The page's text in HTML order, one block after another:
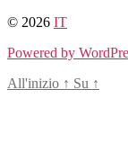
Salta
contenuto
© 2026 IT
Powered by
All'inizio ↑ Su ↑